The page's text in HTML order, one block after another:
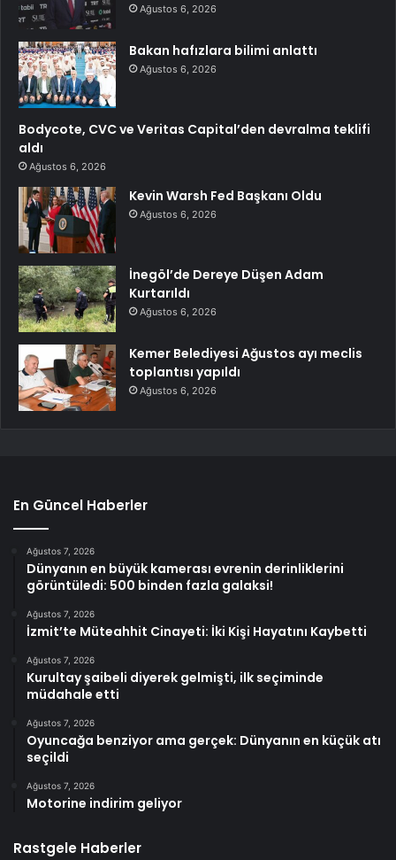
Ağustos 6, 2026
Bakan hafızlara bilimi anlattı
Ağustos 6, 2026
Bodycote, CVC ve Veritas Capital’den devralma teklifi
aldı
Ağustos 6, 2026
Kevin Warsh Fed Başkanı Oldu
Ağustos 6, 2026
İnegöl’de Dereye Düşen Adam
Kurtarıldı
Ağustos 6, 2026
Kemer Belediyesi Ağustos ayı meclis
toplantısı yapıldı
Ağustos 6, 2026
En Güncel Haberler
Ağustos 7, 2026
Dünyanın en büyük kamerası evrenin derinliklerini
görüntüledi: 500 binden fazla galaksi!
Ağustos 7, 2026
İzmit’te Müteahhit Cinayeti: İki Kişi Hayatını Kaybetti
Ağustos 7, 2026
Kurultay şaibeli diyerek gelmişti, ilk seçiminde
müdahale etti
Ağustos 7, 2026
Oyuncağa benziyor ama gerçek: Dünyanın en küçük atı
seçildi
Ağustos 7, 2026
Motorine indirim geliyor
Rastgele Haberler